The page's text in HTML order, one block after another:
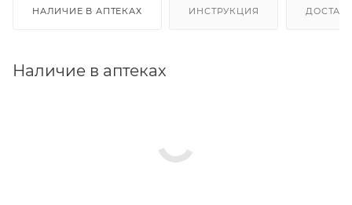
НАЛИЧИЕ В АПТЕКАХ ИНСТРУКЦИЯ
Наличие в аптеках